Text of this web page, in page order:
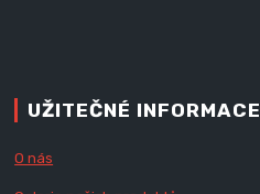
UŽITEČNÉ INFORMACE
O nás